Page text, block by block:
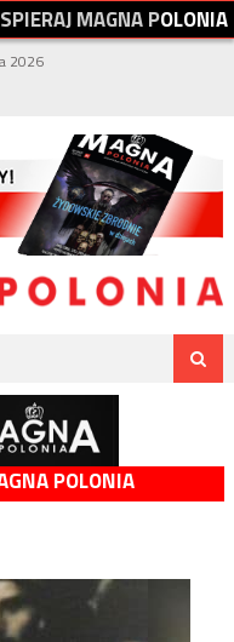
SPIERAJMAGNAPOLONIA
2026
POLONIA